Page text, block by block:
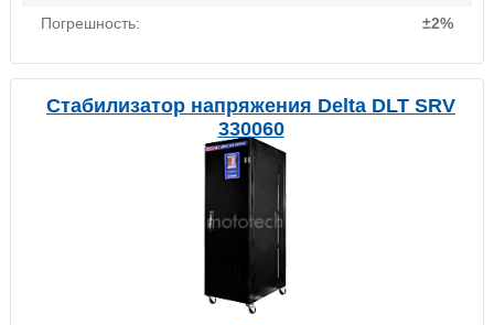
Погрешность:
±2%
Стабилизатор напряжения Delta DLT SRV
330060